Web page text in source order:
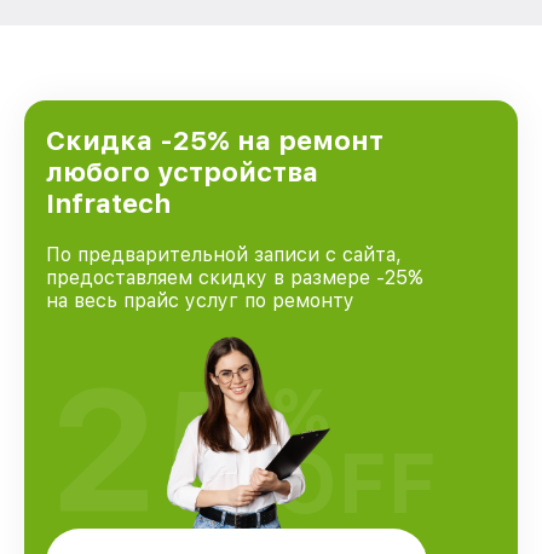
Скидка -25% на ремонт
любого устройства
Infratech
По предварительной записи с сайта,
предоставляем скидку в размере -25%
на весь прайс услуг по ремонту
25%
OFF